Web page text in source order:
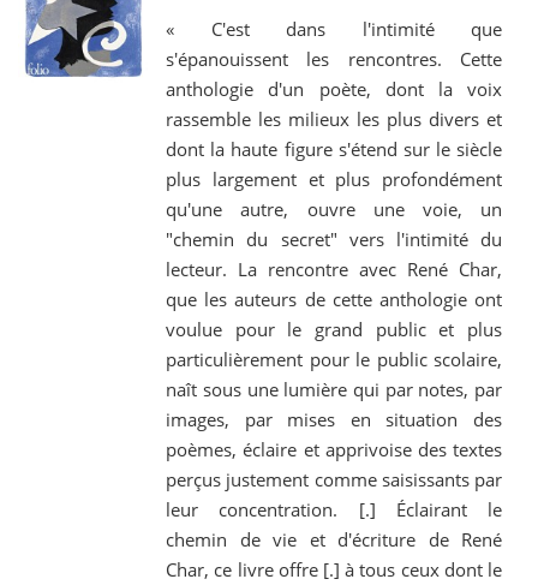
« C'est dans l'intimité que
s'épanouissent les rencontres. Cette
anthologie d'un poète, dont la voix
rassemble les milieux les plus divers et
dont la haute figure s'étend sur le siècle
plus largement et plus profondément
qu'une autre, ouvre une voie, un
"chemin du secret" vers l'intimité du
lecteur. La rencontre avec René Char,
que les auteurs de cette anthologie ont
voulue pour le grand public et plus
particulièrement pour le public scolaire,
naît sous une lumière qui par notes, par
images, par mises en situation des
poèmes, éclaire et apprivoise des textes
perçus justement comme saisissants par
leur concentration. [.] Éclairant le
chemin de vie et d'écriture de René
Char, ce livre offre [.] à tous ceux dont le